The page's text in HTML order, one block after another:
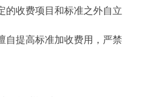
的收费项目和标准之外自立
自提高标准加收费用，严禁